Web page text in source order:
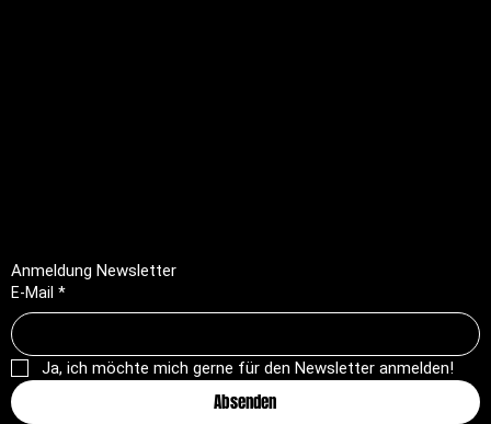
Anmeldung Newsletter
E-Mail *
Ja, ich möchte mich gerne für den Newsletter anmelden!
Absenden